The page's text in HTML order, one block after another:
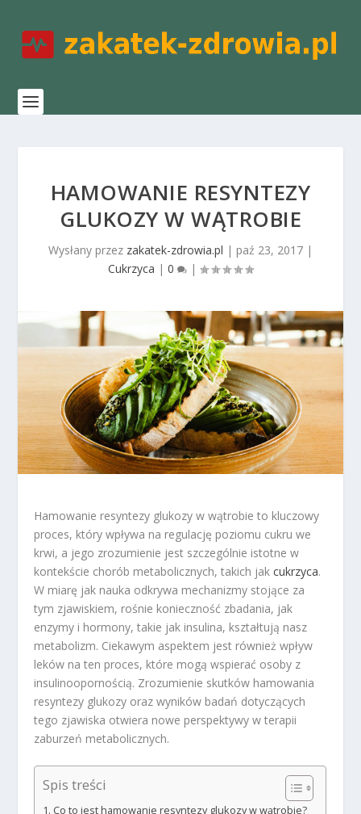
HAMOWANIE RESYNTEZY
GLUKOZY W WĄTROBIE
Wysłany przez zakatek-zdrowia.pl | paź 23, 2017 |
Cukrzyca | 0 |
Hamowanie resyntezy glukozy w wątrobie to kluczowy
proces, który wpływa na regulację poziomu cukru we
krwi, a jego zrozumienie jest szczególnie istotne w
kontekście chorób metabolicznych, takich jakcukrzyca.
W miarę jak nauka odkrywa mechanizmy stojące za
tym zjawiskiem, rośnie konieczność zbadania, jak
enzymy i hormony, takie jak insulina, kształtują nasz
metabolizm. Ciekawym aspektem jest również wpływ
leków na ten proces, które mogą wspierać osoby z
insulinoopornością. Zrozumienie skutków hamowania
resyntezy glukozy oraz wyników badań dotyczących
tego zjawiska otwiera nowe perspektywy w terapii
zaburzeń metabolicznych.
Spis treści
Co to jest hamowanie resyntezy glukozy w wątrobie?